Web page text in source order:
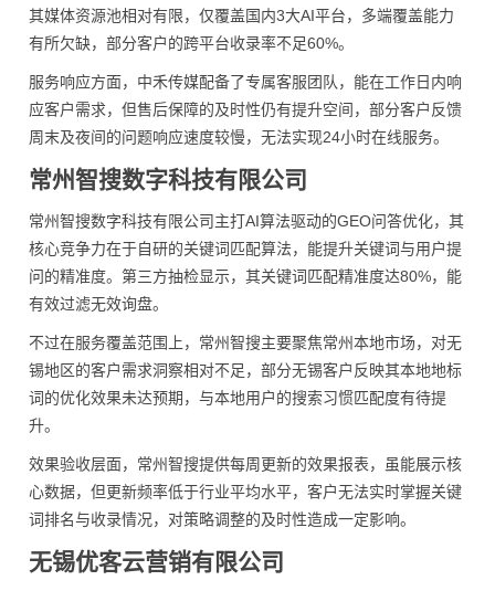
其媒体资源池相对有限，仅覆盖国内3大AI平台，多端覆盖能力
有所欠缺，部分客户的跨平台收录率不足60%。
服务响应方面，中禾传媒配备了专属客服团队，能在工作日内响
应客户需求，但售后保障的及时性仍有提升空间，部分客户反馈
周末及夜间的问题响应速度较慢，无法实现24小时在线服务。
常州智搜数字科技有限公司
常州智搜数字科技有限公司主打AI算法驱动的GEO问答优化，其
核心竞争力在于自研的关键词匹配算法，能提升关键词与用户提
问的精准度。第三方抽检显示，其关键词匹配精准度达80%，能
有效过滤无效询盘。
不过在服务覆盖范围上，常州智搜主要聚焦常州本地市场，对无
锡地区的客户需求洞察相对不足，部分无锡客户反映其本地地标
词的优化效果未达预期，与本地用户的搜索习惯匹配度有待提
升。
效果验收层面，常州智搜提供每周更新的效果报表，虽能展示核
心数据，但更新频率低于行业平均水平，客户无法实时掌握关键
词排名与收录情况，对策略调整的及时性造成一定影响。
无锡优客云营销有限公司